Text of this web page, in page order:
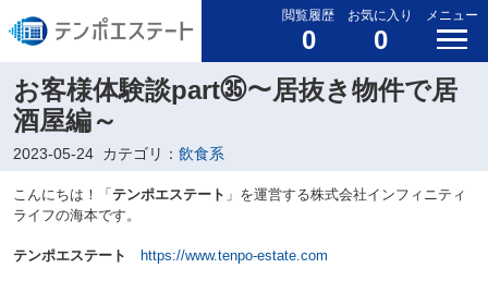
閲覧履歴
0
お気に入り
0
メニュー
お客様体験談part㉟～居抜き物件で居
酒屋編～
2023-05-24 カテゴリ： 飲食系
こんにちは！「 テンポエステート 」を運営する株式会社インフィニティ
ライフの海本です。
テンポエステート https://www.tenpo-estate.com